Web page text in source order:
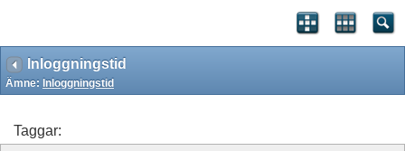
Inloggningstid
Ämne: Inloggningstid
Taggar: